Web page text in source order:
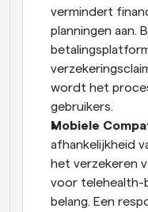
vermindert
planningen aan.
wordt het
gebruikers.
Mobiele
afhankelijkheid
het verzekeren
voor telehealth-
belang. Een